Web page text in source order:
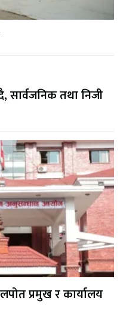
सार्वजनिक तथा निजी
प्रमुख र कार्यालय